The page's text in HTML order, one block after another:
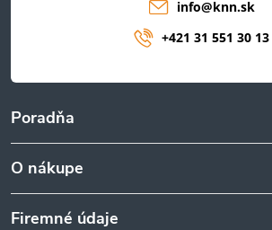
Poradňa
O nákupe
Firemné údaje
info@knn.sk
+421 31 551 30 13